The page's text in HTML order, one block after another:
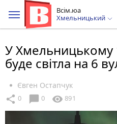
Всім.юа
Хмельницький
У Хмельницькому
буде світла на 6
Євген Остапчук
share 0 chat_bubble 0 visibility 891